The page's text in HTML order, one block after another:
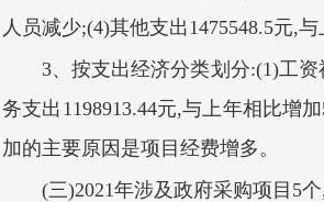
人员减少;(4)其他支出1475548.5元,
3、按支出经济分类划分:(1)工
务支出1198913.44元,与上年相比增
加的主要原因是项目经费增多。
(三)2021年涉及政府采购项目5个